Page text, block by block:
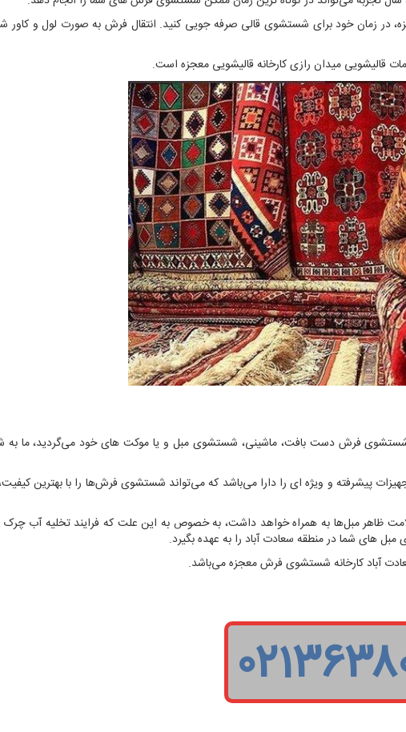
در زمان خود برای شستشوی قالی صرفه جویی کنید. انتقال فرش به صورت لول و کاور
قالیشویی میدان رازی کارخانه قالیشویی معجزه است.
برای شستشوی فرش دست بافت، ماشینی، شستشوی مبل و یا موکت های خود می‌گردید، ما به
پیشرفته و ویژه ای را دارا می‌باشد که می‌تواند شستشوی فرش‌ها را با بهترین
ظاهر مبل‌ها به همراه خواهد داشت، به خصوص به این علت که فرایند تخلیه آب
های شما در منطقه سعادت آباد را به عهده بگیرد.
آباد کارخانه شستشوی فرش معجزه می‌باشد.